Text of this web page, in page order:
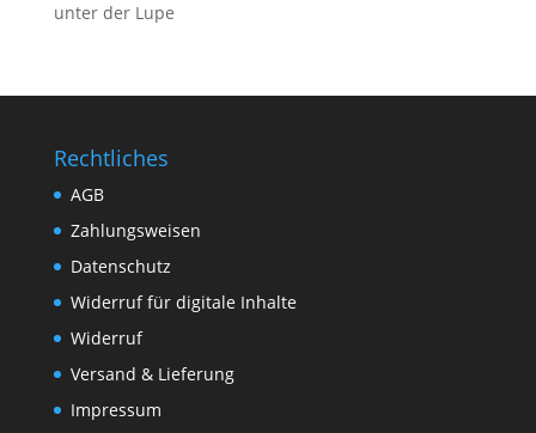
unter der Lupe
Rechtliches
AGB
Zahlungsweisen
Datenschutz
Widerruf für digitale Inhalte
Widerruf
Versand & Lieferung
Impressum